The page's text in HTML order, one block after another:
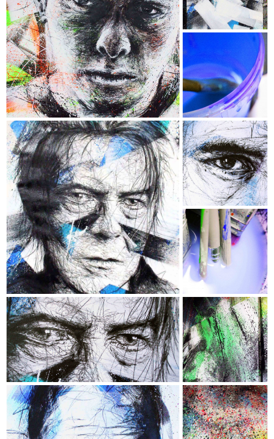
EDWARD FURLONG
- Collection "Chromophobia" -
- Dimensions : 206 x 120 cm -
- Techniques : Acrylique, Encre, Fusain,
Crayon de couleur & Aérosol -
- Châssis conçu sur mesure en
MERANTI authentique -
DAVID BOWIE
- Collection "Chromophobia" -
- Dimensions : 120 x 74 cm -
- Techniques : Acrylique, Encre, Fusain,
Crayon de couleur & Aérosol -
- Châssis conçu sur mesure en
MERANTI authentique -